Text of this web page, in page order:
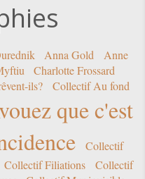
Anna Gold
Anne
Charlotte Frossard
ils?
Collectif Au fond
que c'est
Collectif
Collectif Filiations
Collectif